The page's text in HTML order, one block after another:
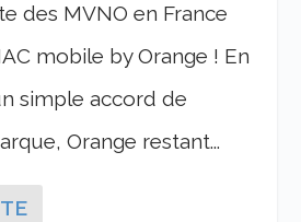
des MVNO en France
mobile by Orange ! En
simple accord de
Orange restant...